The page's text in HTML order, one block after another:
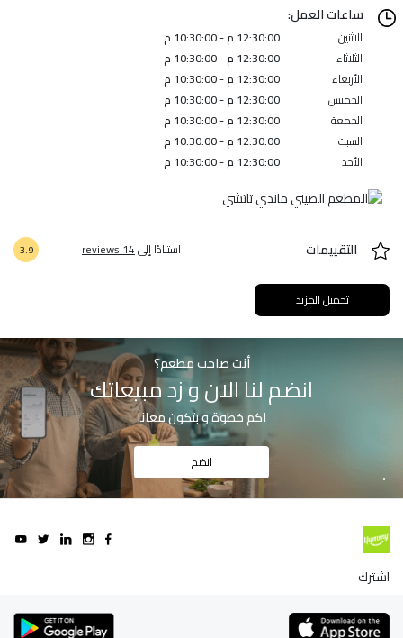
ساعات العمل:
الاثنين
12:30:00 م - 10:30:00 م
الثلاثاء
12:30:00 م - 10:30:00 م
الأربعاء
12:30:00 م - 10:30:00 م
الخميس
12:30:00 م - 10:30:00 م
الجمعة
12:30:00 م - 10:30:00 م
السبت
12:30:00 م - 10:30:00 م
الأحد
12:30:00 م - 10:30:00 م
التقييمات استنادًا إلى14 reviews
3.9
تحميل المزيد
أنت صاحب مطعم؟
انضم لنا الان و زد مبيعاتك
اكم خطوة و بتكون معانا
انضم
اشترك